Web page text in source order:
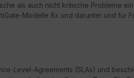
als auch nicht kritische Probleme
Modelle 8x und darunter und für
Level-Agreements (SLAs) und